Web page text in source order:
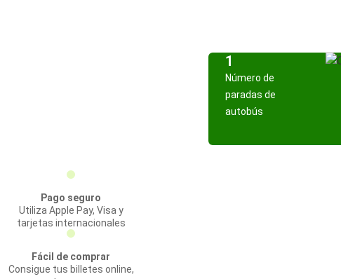
1
Número de
paradas de
autobús
Pago seguro
Utiliza Apple Pay, Visa y
tarjetas internacionales
Fácil de comprar
Consigue tus billetes online,